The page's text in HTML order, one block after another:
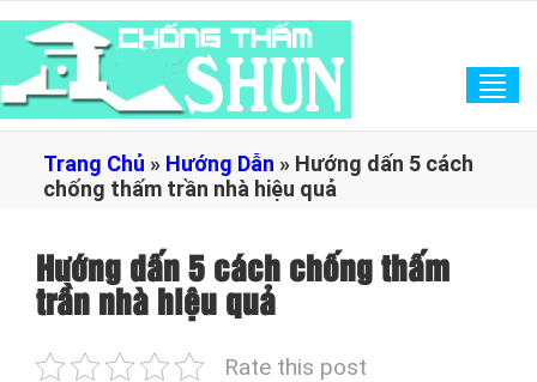
Trang Chủ » Hướng Dẫn » Hướng dấn 5 cách
chống thấm trần nhà hiệu quả
Hướng dấn 5 cách chống thấm
trần nhà hiệu quả
Rate this post